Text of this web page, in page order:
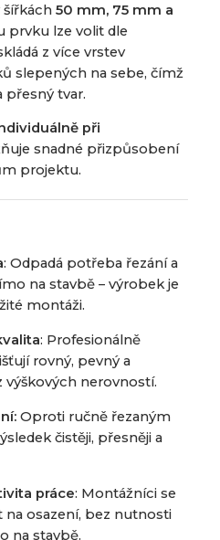
šířkách 50 mm, 75 mm a
prvku lze volit dle
z více vrstev
slepených na sebe, čímž
přesný tvar.
při
snadné přizpůsobení
projektu.
: Odpadá potřeba řezání a
na stavbě – výrobek je
montáži.
: Profesionálně
rovný, pevný a
nerovností.
Oproti ručně řezaným
čistěji, přesněji a
práce: Montážníci se
osazení, bez nutnosti
na stavbě.